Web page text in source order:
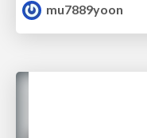
mu7889yoon